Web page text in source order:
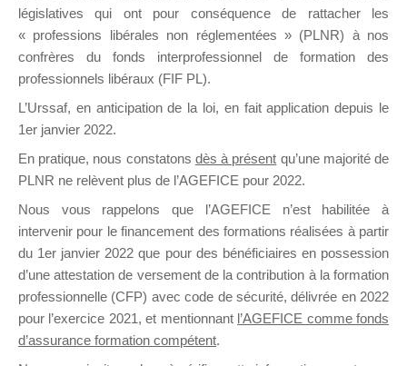
DE
Groupe Public
il y a 3 heures
Ce groupe est destiné aux Organismes de
formation. Il accueille également les Conseillers
législatives qui ont pour conséquence de rattacher les
« professions libérales non réglementées » (PLNR) à nos
confrères du fonds interprofessionnel de formation des
professionnels libéraux (FIF PL).
L’Urssaf, en anticipation de la loi, en fait application depuis le
1er janvier 2022.
En pratique, nous constatons dès à présent qu’une majorité de
PLNR ne relèvent plus de l’AGEFICE pour 2022.
Nous vous rappelons que l’AGEFICE n’est habilitée à
intervenir pour le financement des formations réalisées à partir
du 1er janvier 2022 que pour des bénéficiaires en possession
d’une attestation de versement de la contribution à la formation
professionnelle (CFP) avec code de sécurité, délivrée en 2022
pour l’exercice 2021, et mentionnant l’AGEFICE comme fonds
d’assurance formation compétent.